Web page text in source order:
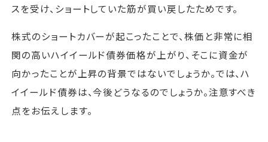
スを受け、ショートしていた筋が買い戻したためです。
株式のショートカバーが起こったことで、株価と非常に相
関の高いハイイールド債券価格が上がり、そこに資金が
向かったことが上昇の背景ではないでしょうか。では、ハ
イイールド債券は、今後どうなるのでしょうか。注意すべき
点をお伝えします。